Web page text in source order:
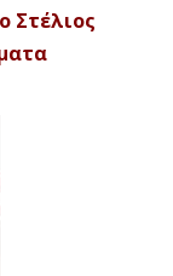
Στέλιος